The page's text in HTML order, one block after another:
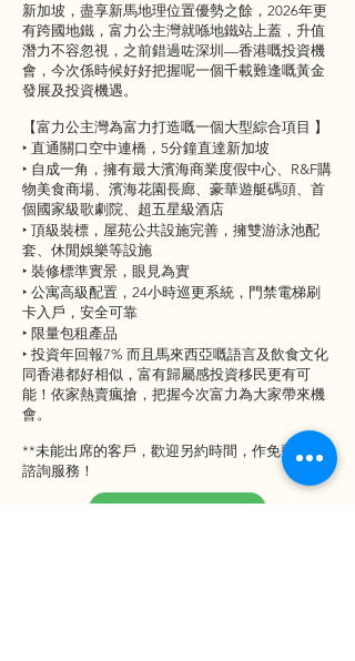
新加坡，盡享新馬地理位置優勢之餘，2026年更
有跨國地鐵，富力公主灣就喺地鐵站上蓋，升值
潛力不容忽視，之前錯過咗深圳—香港嘅投資機
會，今次係時候好好把握呢一個千載難逢嘅黃金
發展及投資機遇。
【富力公主灣為富力打造嘅一個大型綜合項目 】
‣ 直通關口空中連橋，5分鐘直達新加坡
‣ 自成一角，擁有最大濱海商業度假中心、R&F購
物美食商場、濱海花園長廊、豪華遊艇碼頭、首
個國家級歌劇院、超五星級酒店
‣ 頂級裝標，屋苑公共設施完善，擁雙游泳池配
套、休閒娛樂等設施
‣ 裝修標準實景，眼見為實
‣ 公寓高級配置，24小時巡更系統，門禁電梯刷
卡入戶，安全可靠
‣ 限量包租產品
‣ 投資年回報7% 而且馬來西亞嘅語言及飲食文化
同香港都好相似，富有歸屬感投資移民更有可
能！依家熱賣瘋搶，把握今次富力為大家帶來機
會。
**未能出席的客戶，歡迎另約時間，作免費私人
諮詢服務！